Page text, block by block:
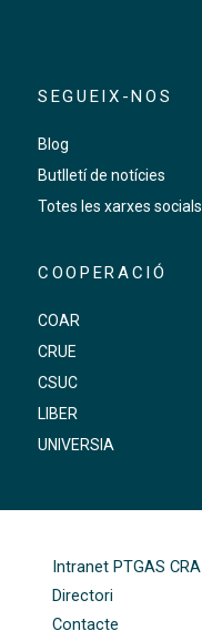
SEGUEIX-NOS
Blog
Butlletí de notícies
Totes les xarxes socials
COOPERACIÓ
COAR
CRUE
CSUC
LIBER
UNIVERSIA
Intranet PTGAS CRAI
Directori
Contacte